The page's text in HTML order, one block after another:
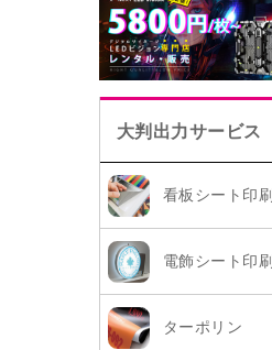
大判出力サービス
看板シート印刷
電飾シート印刷
ターポリン